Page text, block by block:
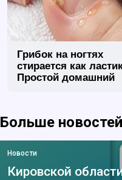
Грибок на ногтях
стирается как
Простой домашний
Больше новостей
Новости
Кировской